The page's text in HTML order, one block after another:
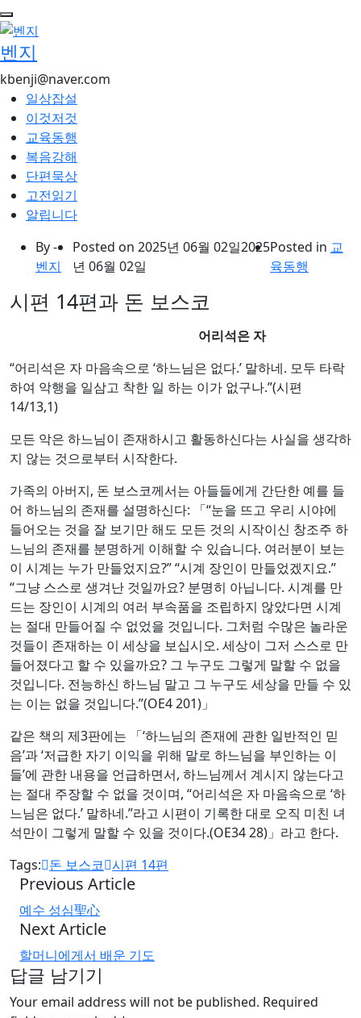
콘
텐
츠
로
건
너
뛰
기
벤지
kbenji@naver.com
일상잡설
이것저것
교육동행
복음강해
단편묵상
고전읽기
알립니다
By -
벤지
Posted on 2025년 06월 02일2025
년 06월 02일
Posted in 교
육동행
시편 14편과 돈 보스코
어리석은 자
“어리석은 자 마음속으로 ‘하느님은 없다.’ 말하네. 모두 타락
하여 악행을 일삼고 착한 일 하는 이가 없구나.”(시편
14/13,1)
모든 악은 하느님이 존재하시고 활동하신다는 사실을 생각하
지 않는 것으로부터 시작한다.
가족의 아버지, 돈 보스코께서는 아들들에게 간단한 예를 들
어 하느님의 존재를 설명하신다: 「“눈을 뜨고 우리 시야에
들어오는 것을 잘 보기만 해도 모든 것의 시작이신 창조주 하
느님의 존재를 분명하게 이해할 수 있습니다. 여러분이 보는
이 시계는 누가 만들었지요?” “시계 장인이 만들었겠지요.”
“그냥 스스로 생겨난 것일까요? 분명히 아닙니다. 시계를 만
드는 장인이 시계의 여러 부속품을 조립하지 않았다면 시계
는 절대 만들어질 수 없었을 것입니다. 그처럼 수많은 놀라운
것들이 존재하는 이 세상을 보십시오. 세상이 그저 스스로 만
들어졌다고 할 수 있을까요? 그 누구도 그렇게 말할 수 없을
것입니다. 전능하신 하느님 말고 그 누구도 세상을 만들 수 있
는 이는 없을 것입니다.”(OE4 201)」
같은 책의 제3판에는 「‘하느님의 존재에 관한 일반적인 믿
음’과 ‘저급한 자기 이익을 위해 말로 하느님을 부인하는 이
들’에 관한 내용을 언급하면서, 하느님께서 계시지 않는다고
는 절대 주장할 수 없을 것이며, “어리석은 자 마음속으로 ‘하
느님은 없다.’ 말하네.”라고 시편이 기록한 대로 오직 미친 녀
석만이 그렇게 말할 수 있을 것이다.(OE34 28)」라고 한다.
Tags: 돈 보스코 시편 14편
Previous Article
예수 성심聖心
Next Article
할머니에게서 배운 기도
답글 남기기
Your email address will not be published. Required